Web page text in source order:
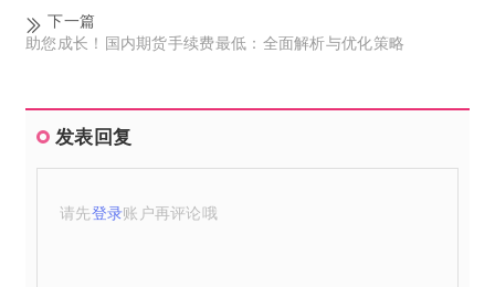
下一篇
助您成长！国内期货手续费最低：全面解析与优化策略
发表回复
请先登录账户再评论哦